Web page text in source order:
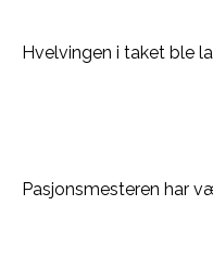
Hvelvingen i taket ble
Pasjonsmesteren har